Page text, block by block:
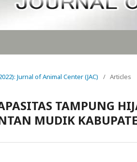
Jurnal of Animal Center (JAC) / Articles
TAMPUNG
MUDIK